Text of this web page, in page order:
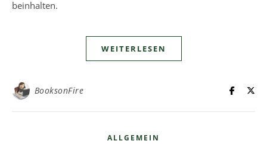
beinhalten.
WEITERLESEN
BooksonFire
ALLGEMEIN